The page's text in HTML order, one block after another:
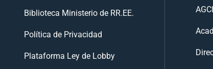
Biblioteca Ministerio de RR.EE.
Política de Privacidad
Plataforma Ley de Lobby